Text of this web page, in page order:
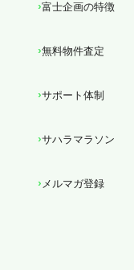
富士企画の特徴
無料物件査定
サポート体制
サハラマラソン
メルマガ登録